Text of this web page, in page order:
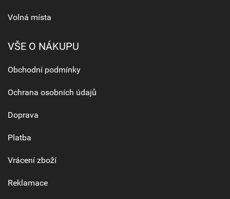
Volná místa
VŠE O NÁKUPU
Obchodní podmínky
Ochrana osobních údajů
Doprava
Platba
Vrácení zboží
Reklamace